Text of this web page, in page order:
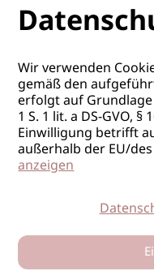
Wir verwenden
gemäß den
erfolgt auf
1 S. 1 lit. a DS-GVO, §
Einwilligung betrifft
außerhalb der EU/des
anzeigen